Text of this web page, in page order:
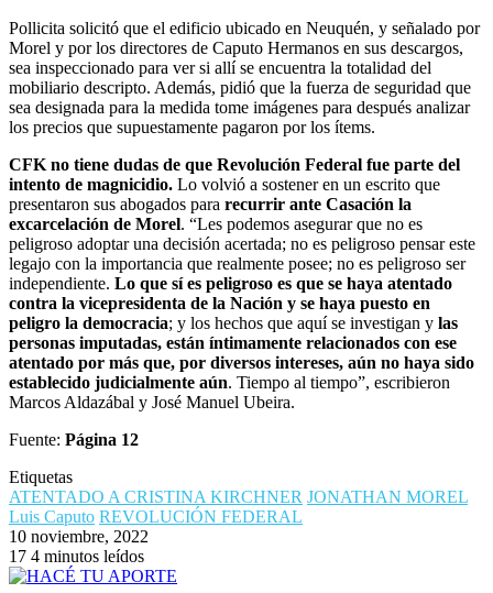
mobiliario descripto. Además, pidió que la fuerza de seguridad que
sea designada para la medida tome imágenes para después analizar
los precios que supuestamente pagaron por los ítems.
CFK no tiene dudas de que Revolución Federal fue parte del
intento de magnicidio.Lo volvió a sostener en un escrito que
excarcelación de Morel . “Les podemos asegurar que no es
peligroso adoptar una decisión acertada; no es peligroso pensar este
legajo con la importancia que realmente posee; no es peligroso ser
independiente.Lo que sí es peligroso es que se haya atentado
contra la vicepresidenta de la Nación y se haya puesto en
peligro la democracia; y los hechos que aquí se investigan ylas
personas imputadas, están íntimamente relacionados con ese
atentado por más que, por diversos intereses, aún no haya sido
establecido judicialmente aún. Tiempo al tiempo”, escribieron
Marcos Aldazábal y José Manuel Ubeira.
Fuente:Página 12
ATENTADO A CRISTINA KIRCHNER
10 noviembre, 2022
174 minutos leídos
Arranca el congelamiento de precios